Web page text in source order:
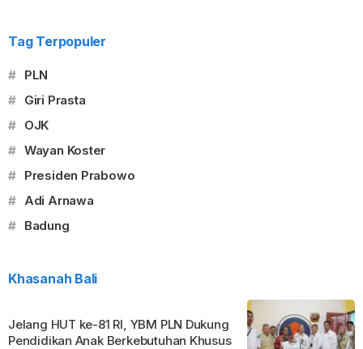
Tag Terpopuler
# PLN
# Giri Prasta
# OJK
# Wayan Koster
# Presiden Prabowo
# Adi Arnawa
# Badung
Khasanah Bali
Jelang HUT ke-81 RI, YBM PLN Dukung
Pendidikan Anak Berkebutuhan Khusus